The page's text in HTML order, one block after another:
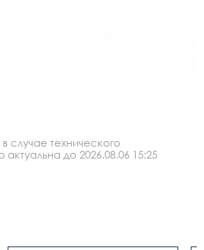
случае технического
до 2026.08.06 15:25